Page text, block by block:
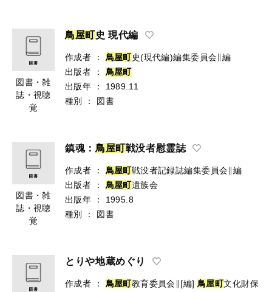
図書・雑
誌・視聴
覚
鳥屋町史 現代編
作成者 ： 鳥屋町史(現代編)編集委員会∥編
出版者
： 鳥屋町
出版年
：
1989.11
種別
： 図書
図書・雑
誌・視聴
覚
鎮魂： 鳥屋町戦没者慰霊誌
作成者 ： 鳥屋町戦没者記録誌編集委員会∥編
出版者
： 鳥屋町遺族会
出版年
：
1995.8
種別
： 図書
とりや地蔵めぐり
作成者 ： 鳥屋町教育委員会∥[編] 鳥屋町文化財保